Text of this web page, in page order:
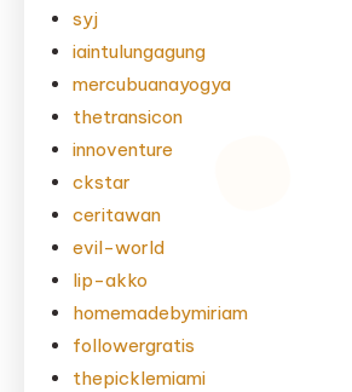
syj
iaintulungagung
mercubuanayogya
thetransicon
innoventure
ckstar
ceritawan
evil-world
lip-akko
homemadebymiriam
followergratis
thepicklemiami